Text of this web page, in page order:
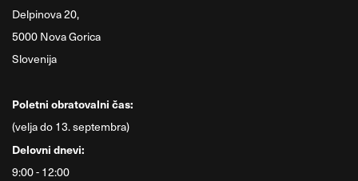
Delpinova 20,
5000 Nova Gorica
Slovenija
Poletni obratovalni čas:
(velja do 13. septembra)
Delovni dnevi:
9:00 - 12:00